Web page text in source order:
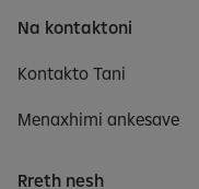
Na kontaktoni
Kontakto Tani
Menaxhimi ankesave
Rreth nesh